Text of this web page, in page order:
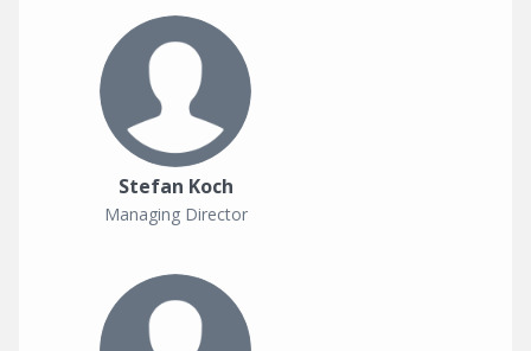
Stefan Koch
Managing Director